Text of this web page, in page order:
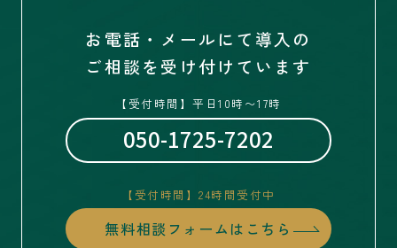
お電話・メールにて導入の
ご相談を受け付けています
【受付時間】平日10時〜17時
050-1725-7202
【受付時間】24時間受付中
無料相談フォームはこちら